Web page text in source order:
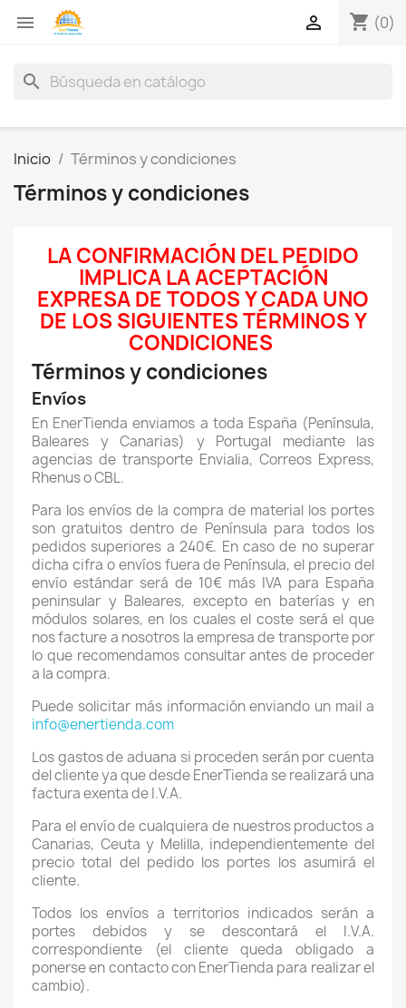
 shopping_cart (0)

search
Inicio Términos y condiciones
Términos y condiciones
LA CONFIRMACIÓN DEL PEDIDO
IMPLICA LA ACEPTACIÓN
EXPRESA DE TODOS Y CADA UNO
DE LOS SIGUIENTES TÉRMINOS Y
CONDICIONES
Términos y condiciones
Envíos
En EnerTienda enviamos a toda España (Península,
Baleares y Canarias) y Portugal mediante las
agencias de transporte Envialia, Correos Express,
Rhenus o CBL.
Para los envíos de la compra de material los portes
son gratuitos dentro de Península para todos los
pedidos superiores a 240€. En caso de no superar
dicha cifra o envíos fuera de Península, el precio del
envío estándar será de 10€ más IVA para España
peninsular y Baleares, excepto en baterías y en
módulos solares, en los cuales el coste será el que
nos facture a nosotros la empresa de transporte por
lo que recomendamos consultar antes de proceder
a la compra.
Puede solicitar más información enviando un mail a
info@enertienda.com
Los gastos de aduana si proceden serán por cuenta
del cliente ya que desde EnerTienda se realizará una
factura exenta de I.V.A.
Para el envío de cualquiera de nuestros productos a
Canarias, Ceuta y Melilla, independientemente del
precio total del pedido los portes los asumirá el
cliente.
Todos los envíos a territorios indicados serán a
portes debidos y se descontará el I.V.A.
correspondiente (el cliente queda obligado a
ponerse en contacto con EnerTienda para realizar el
cambio).